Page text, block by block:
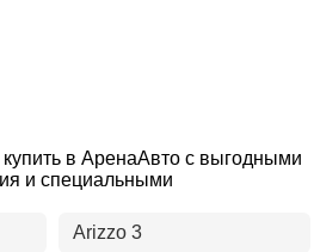
в АренаАвто с выгодными
и специальными
Arizzo 3